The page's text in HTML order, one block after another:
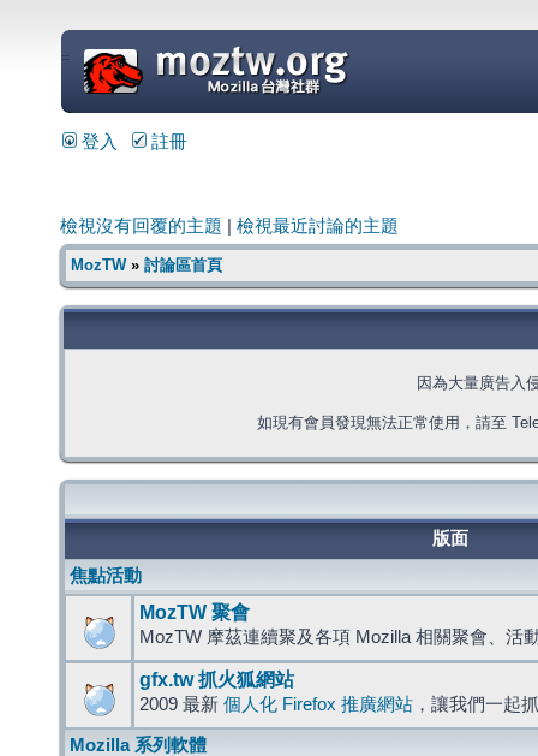
=
登入 註冊
檢視沒有回覆的主題 檢視最近討論的主題
MozTW» 討論區首頁
因為大量廣告入
如現有會員發現無法正常使用，請至
版面
焦點活動
MozTW 聚會
MozTW 摩茲連續聚及各項 Mozilla 相關聚會、活
gfx.tw 抓火狐網站
2009 最新 個人化 Firefox 推廣網站 ，讓我們一起
Mozilla 系列軟體